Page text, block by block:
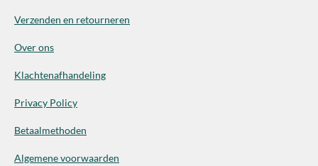
Verzenden en retourneren
Over ons
Klachtenafhandeling
Privacy Policy
Betaalmethoden
Algemene voorwaarden